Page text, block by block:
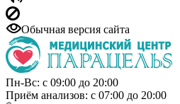
Обычная версия сайта
Пн-Вс: с 09:00 до 20:00
Приём анализов: с 07:00 до 20:00